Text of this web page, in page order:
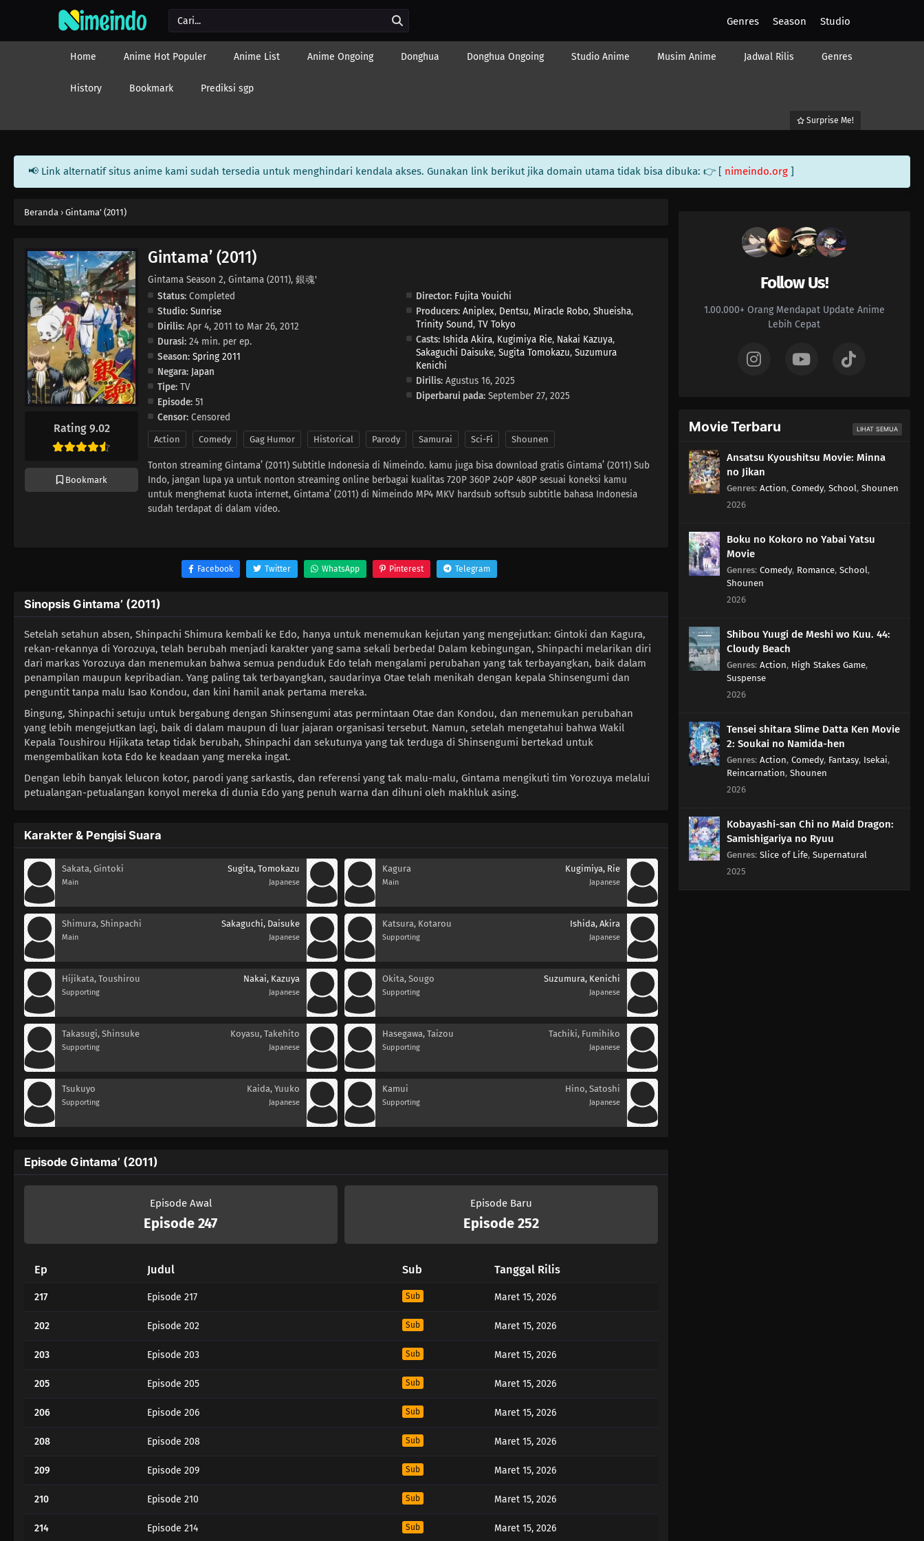
Genres Season Studio
Home Anime Hot Populer Anime List Anime Ongoing Donghua Donghua Ongoing Studio Anime Musim Anime Jadwal Rilis Genres
History Bookmark Prediksi sgp
Surprise Me!
📢 Link alternatif situs anime kami sudah tersedia untuk menghindari kendala akses. Gunakan link berikut jika domain utama tidak bisa dibuka: 👉 [ nimeindo.org ]
Beranda › Gintama’ (2011)
Rating 9.02
Bookmark
Gintama’ (2011)
Gintama Season 2, Gintama (2011), 銀魂'
Status: Completed
Studio: Sunrise
Dirilis: Apr 4, 2011 to Mar 26, 2012
Durasi: 24 min. per ep.
Season: Spring 2011
Negara: Japan
Tipe: TV
Episode: 51
Censor: Censored
Director: Fujita Youichi
Producers: Aniplex, Dentsu, Miracle Robo, Shueisha,
Trinity Sound, TV Tokyo
Casts: Ishida Akira, Kugimiya Rie, Nakai Kazuya,
Sakaguchi Daisuke, Sugita Tomokazu, Suzumura
Kenichi
Dirilis: Agustus 16, 2025
Diperbarui pada: September 27, 2025
Action Comedy Gag Humor Historical Parody Samurai Sci-Fi Shounen
Tonton streaming Gintama’ (2011) Subtitle Indonesia di Nimeindo. kamu juga bisa download gratis Gintama’ (2011) Sub
Indo, jangan lupa ya untuk nonton streaming online berbagai kualitas 720P 360P 240P 480P sesuai koneksi kamu
untuk menghemat kuota internet, Gintama’ (2011) di Nimeindo MP4 MKV hardsub softsub subtitle bahasa Indonesia
sudah terdapat di dalam video.
Facebook Twitter WhatsApp Pinterest Telegram
Sinopsis Gintama’ (2011)
Setelah setahun absen, Shinpachi Shimura kembali ke Edo, hanya untuk menemukan kejutan yang mengejutkan: Gintoki dan Kagura,
rekan-rekannya di Yorozuya, telah berubah menjadi karakter yang sama sekali berbeda! Dalam kebingungan, Shinpachi melarikan diri
dari markas Yorozuya dan menemukan bahwa semua penduduk Edo telah mengalami perubahan yang tak terbayangkan, baik dalam
penampilan maupun kepribadian. Yang paling tak terbayangkan, saudarinya Otae telah menikah dengan kepala Shinsengumi dan
penguntit tanpa malu Isao Kondou, dan kini hamil anak pertama mereka.
Bingung, Shinpachi setuju untuk bergabung dengan Shinsengumi atas permintaan Otae dan Kondou, dan menemukan perubahan
yang lebih mengejutkan lagi, baik di dalam maupun di luar jajaran organisasi tersebut. Namun, setelah mengetahui bahwa Wakil
Kepala Toushirou Hijikata tetap tidak berubah, Shinpachi dan sekutunya yang tak terduga di Shinsengumi bertekad untuk
mengembalikan kota Edo ke keadaan yang mereka ingat.
Dengan lebih banyak lelucon kotor, parodi yang sarkastis, dan referensi yang tak malu-malu, Gintama mengikuti tim Yorozuya melalui
petualangan-petualangan konyol mereka di dunia Edo yang penuh warna dan dihuni oleh makhluk asing.
Karakter & Pengisi Suara
Sakata, Gintoki
Main
Sugita, Tomokazu
Japanese
Kagura
Main
Kugimiya, Rie
Japanese
Shimura, Shinpachi
Main
Sakaguchi, Daisuke
Japanese
Katsura, Kotarou
Supporting
Ishida, Akira
Japanese
Hijikata, Toushirou
Supporting
Nakai, Kazuya
Japanese
Okita, Sougo
Supporting
Suzumura, Kenichi
Japanese
Takasugi, Shinsuke
Supporting
Koyasu, Takehito
Japanese
Hasegawa, Taizou
Supporting
Tachiki, Fumihiko
Japanese
Tsukuyo
Supporting
Kaida, Yuuko
Japanese
Kamui
Supporting
Hino, Satoshi
Japanese
Episode Gintama’ (2011)
Episode Awal
Episode 247
Episode Baru
Episode 252
Ep Judul Sub Tanggal Rilis
217 Episode 217 Sub Maret 15, 2026
202 Episode 202 Sub Maret 15, 2026
203 Episode 203 Sub Maret 15, 2026
205 Episode 205 Sub Maret 15, 2026
206 Episode 206 Sub Maret 15, 2026
208 Episode 208 Sub Maret 15, 2026
209 Episode 209 Sub Maret 15, 2026
210 Episode 210 Sub Maret 15, 2026
214 Episode 214 Sub Maret 15, 2026
Follow Us!
1.00.000+ Orang Mendapat Update Anime
Lebih Cepat
Movie Terbaru LIHAT SEMUA
Ansatsu Kyoushitsu Movie: Minna
no Jikan
Genres: Action, Comedy, School , Shounen
2026
Boku no Kokoro no Yabai Yatsu
Movie
Genres: Comedy, Romance, School ,
Shounen
2026
Shibou Yuugi de Meshi wo Kuu. 44:
Cloudy Beach
Genres: Action, High Stakes Game,
Suspense
2026
Tensei shitara Slime Datta Ken Movie
2: Soukai no Namida-hen
Genres: Action, Comedy, Fantasy, Isekai,
Reincarnation, Shounen
2026
Kobayashi-san Chi no Maid Dragon:
Samishigariya no Ryuu
Genres: Slice of Life, Supernatural
2025